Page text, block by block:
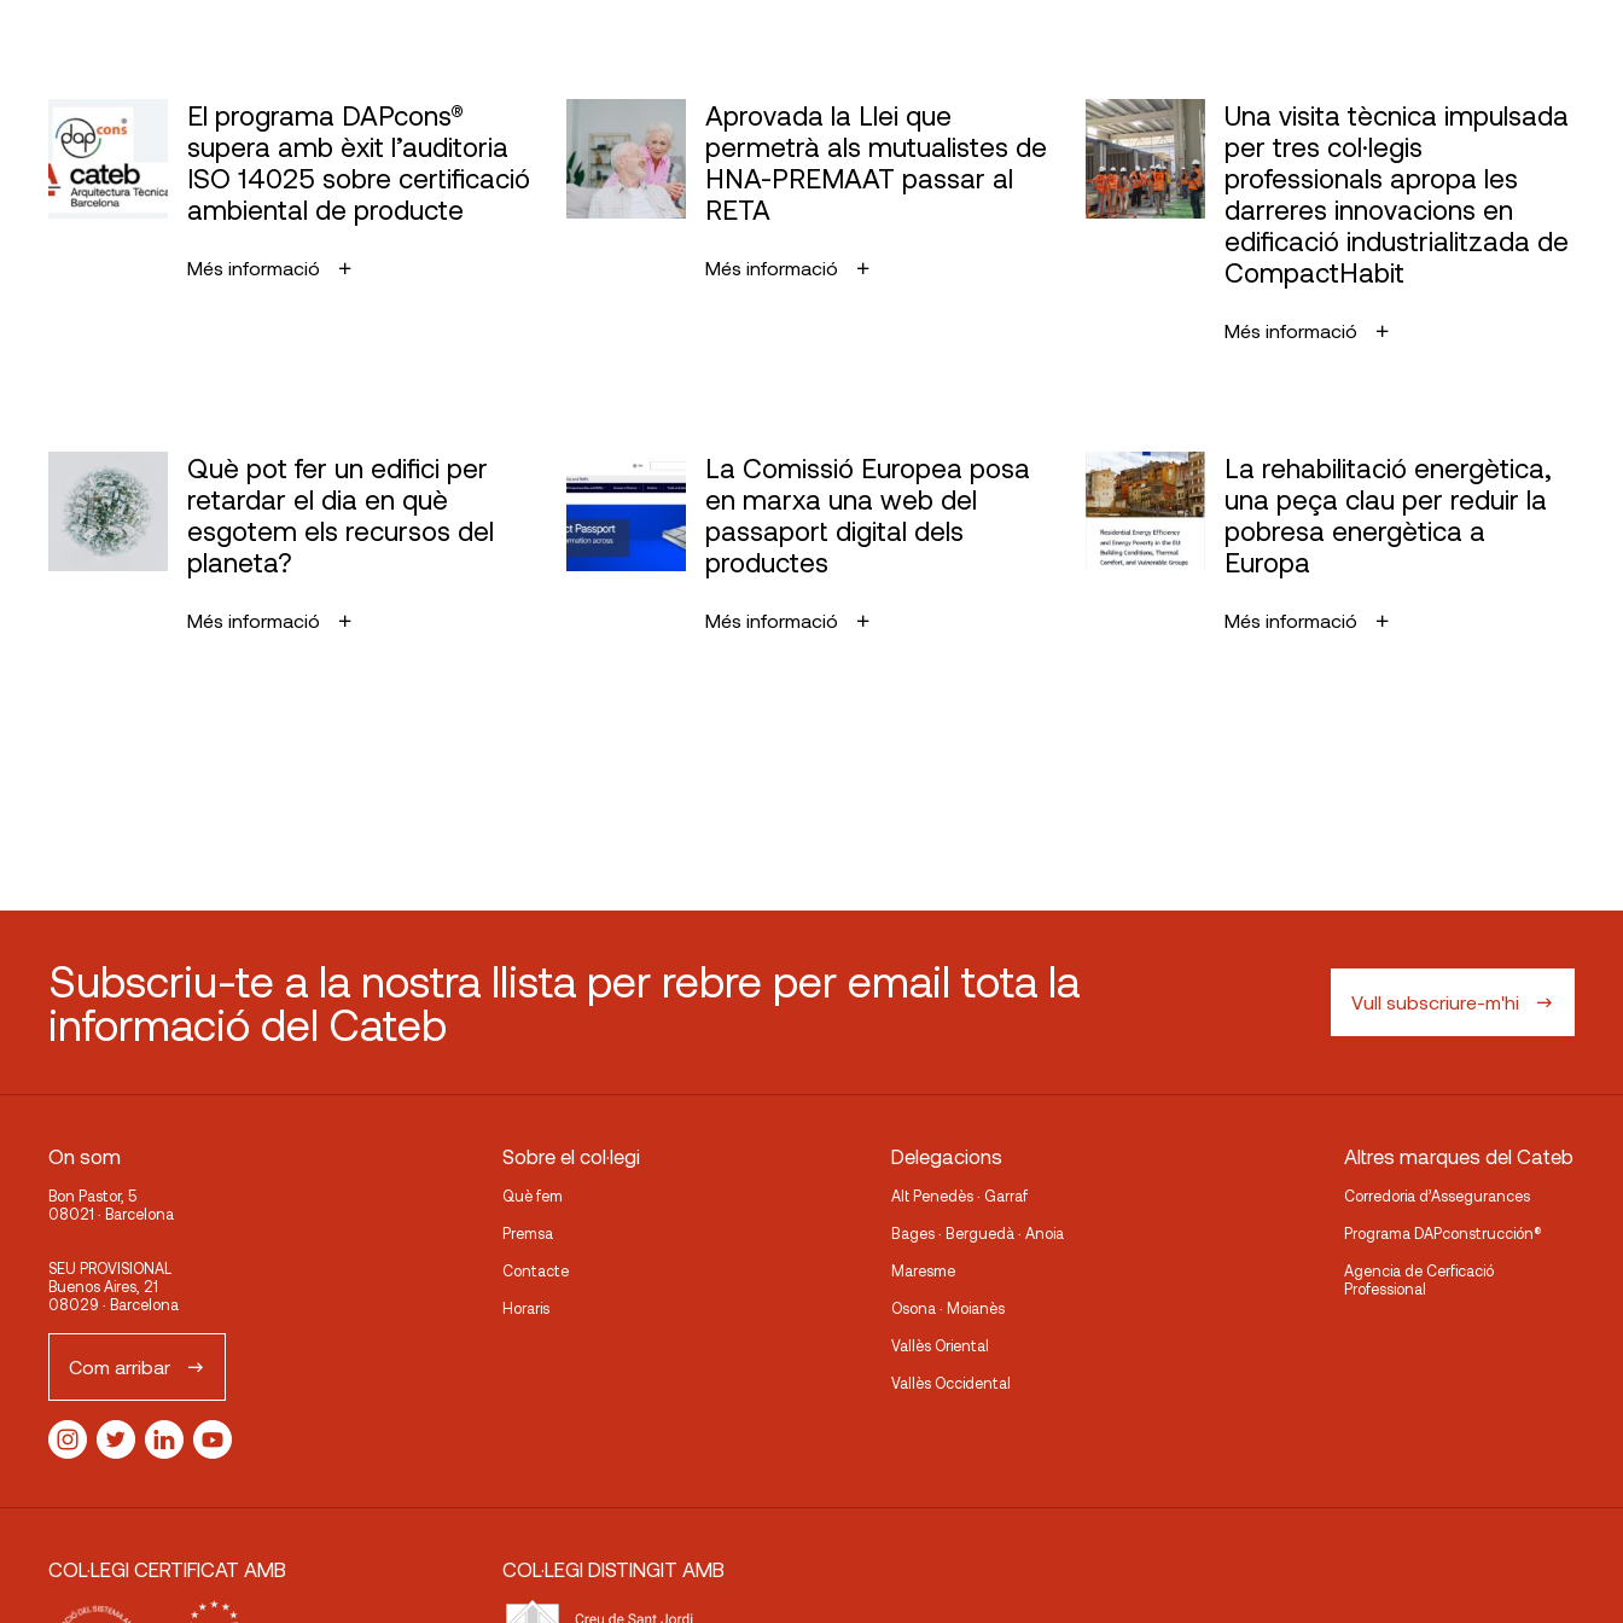
El programa DAPcons®
supera amb èxit l’auditoria
ISO 14025 sobre certificació
ambiental de producte
Més informació
Aprovada la Llei que
permetrà als mutualistes de
HNA-PREMAAT passar al
RETA
Més informació
Una visita tècnica impulsada
per tres col·legis
professionals apropa les
darreres innovacions en
edificació industrialitzada de
CompactHabit
Més informació
Què pot fer un edifici per
retardar el dia en què
esgotem els recursos del
planeta?
Més informació
La Comissió Europea posa
en marxa una web del
passaport digital dels
productes
Més informació
La rehabilitació energètica,
una peça clau per reduir la
pobresa energètica a
Europa
Més informació
Subscriu-te a la nostra llista per rebre per email tota la
informació del Cateb
Vull subscriure-m'hi
On som
Bon Pastor, 5
08021 · Barcelona
SEU PROVISIONAL
Buenos Aires, 21
08029 · Barcelona
Com arribar
Sobre el col·legi
Què fem
Premsa
Contacte
Horaris
Delegacions
Alt Penedès · Garraf
Bages · Berguedà · Anoia
Maresme
Osona · Moianès
Vallès Oriental
Vallès Occidental
Altres marques del Cateb
Corredoria d’Assegurances
Programa DAPconstrucción®
Agencia de Cerficació
Professional
COL·LEGI CERTIFICAT AMB COL·LEGI DISTINGIT AMB